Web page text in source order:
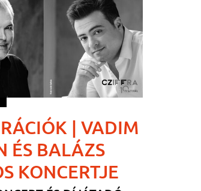
| VADIM
ÉS BALÁZS
KONCERTJE